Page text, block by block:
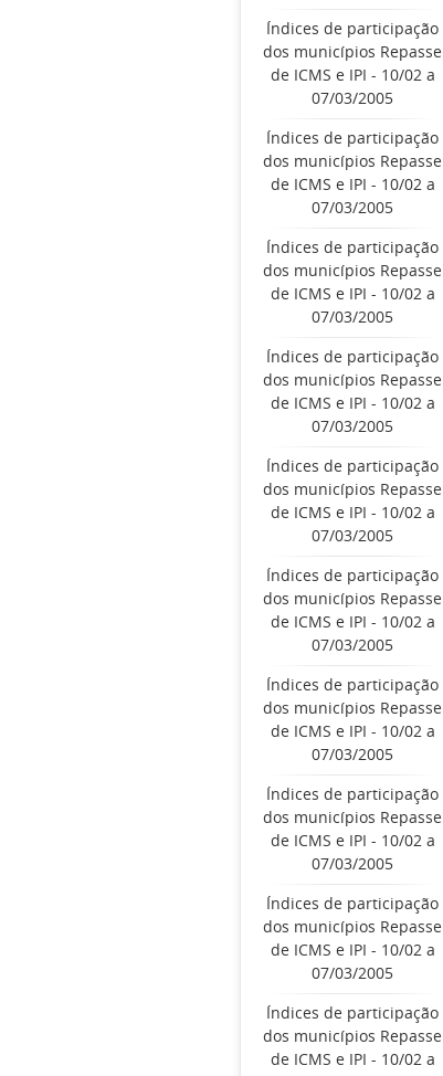
Índices de participação
dos municípios Repasse
de ICMS e IPI - 10/02 a
07/03/2005
Índices de participação
dos municípios Repasse
de ICMS e IPI - 10/02 a
07/03/2005
Índices de participação
dos municípios Repasse
de ICMS e IPI - 10/02 a
07/03/2005
Índices de participação
dos municípios Repasse
de ICMS e IPI - 10/02 a
07/03/2005
Índices de participação
dos municípios Repasse
de ICMS e IPI - 10/02 a
07/03/2005
Índices de participação
dos municípios Repasse
de ICMS e IPI - 10/02 a
07/03/2005
Índices de participação
dos municípios Repasse
de ICMS e IPI - 10/02 a
07/03/2005
Índices de participação
dos municípios Repasse
de ICMS e IPI - 10/02 a
07/03/2005
Índices de participação
dos municípios Repasse
de ICMS e IPI - 10/02 a
07/03/2005
Índices de participação
dos municípios Repasse
de ICMS e IPI - 10/02 a